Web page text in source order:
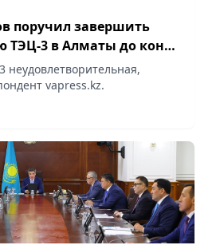
поручил завершить
3 в Алматы до конца
неудовлетворительная,
vapress.kz.